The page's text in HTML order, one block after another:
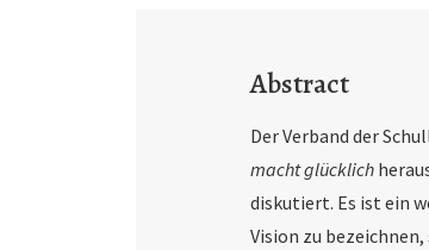
Abstract
Der Verband der
macht glücklich
diskutiert. Es ist ein
Vision zu